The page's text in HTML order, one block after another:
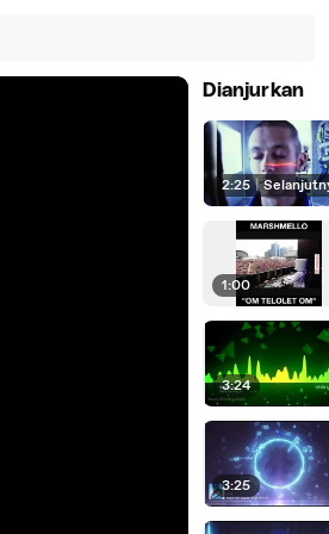
Dianjurkan
2:25 |
1:00
3:24
3:25